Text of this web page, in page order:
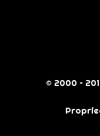
© 2000 –